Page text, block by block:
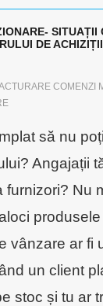
DE ACHIZIȚII
COMENZI
să nu
Angajații
Nu
vânzare ar fi
un client
stoc și tu ar